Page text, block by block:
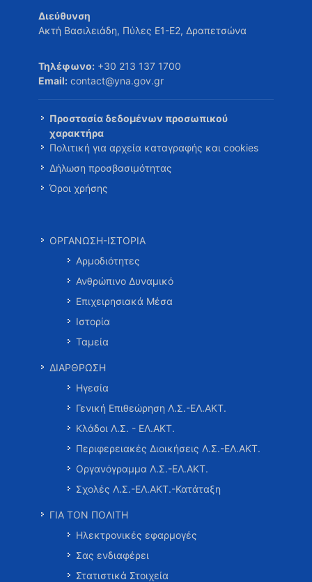
Διεύθυνση
Ακτή Βασιλειάδη, Πύλες Ε1-Ε2, Δραπετσώνα
Τηλέφωνο: +30 213 137 1700
Email: contact@yna.gov.gr
Προστασία δεδομένων προσωπικού
χαρακτήρα
Πολιτική για αρχεία καταγραφής και cookies
Δήλωση προσβασιμότητας
Όροι χρήσης
ΟΡΓΑΝΩΣΗ-ΙΣΤΟΡΙΑ
Αρμοδιότητες
Ανθρώπινο Δυναμικό
Επιχειρησιακά Μέσα
Ιστορία
Ταμεία
ΔΙΑΡΘΡΩΣΗ
Ηγεσία
Γενική Επιθεώρηση Λ.Σ.-ΕΛ.ΑΚΤ.
Κλάδοι Λ.Σ. - ΕΛ.ΑΚΤ.
Περιφερειακές Διοικήσεις Λ.Σ.-ΕΛ.ΑΚΤ.
Οργανόγραμμα Λ.Σ.-ΕΛ.ΑΚΤ.
Σχολές Λ.Σ.-ΕΛ.ΑΚΤ.-Κατάταξη
ΓΙΑ ΤΟΝ ΠΟΛΙΤΗ
Ηλεκτρονικές εφαρμογές
Σας ενδιαφέρει
Στατιστικά Στοιχεία